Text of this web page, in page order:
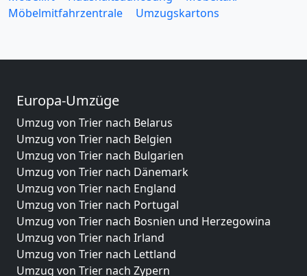
Möbelmitfahrzentrale
Umzugskartons
Europa-Umzüge
Umzug von Trier nach Belarus
Umzug von Trier nach Belgien
Umzug von Trier nach Bulgarien
Umzug von Trier nach Dänemark
Umzug von Trier nach England
Umzug von Trier nach Portugal
Umzug von Trier nach Bosnien und Herzegowina
Umzug von Trier nach Irland
Umzug von Trier nach Lettland
Umzug von Trier nach Zypern